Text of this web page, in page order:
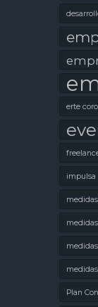
erte
impulsa
Plan